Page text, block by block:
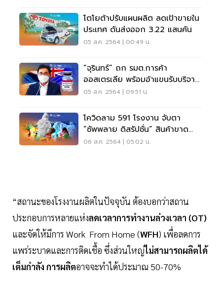
โตโยต้าปรับแผนผลิต ลดเป้าขายใน
ประเทศ ดันส่งออก 3.22 แสนคัน
05 ส.ค. 2564 | 00:49 น.
“จุรินทร์” ถก รมต.การค้า
ออสเตรเลีย พร้อมอ้าแขนรับบริจาค
“แอสตร้าเซนเนก้า”
05 ส.ค. 2564 | 09:51 น.
โควิดลาม 591 โรงงาน จับตา
“ซัพพลาย ดิสรัปชั่น” สินค้าขาด
ตลาด
06 ส.ค. 2564 | 05:02 น.
“สถานะของโรงงานผลิตในปัจจุบัน ต้องบอกว่าสถาน
ประกอบการหลายแห่งลดเวลาการทำงานล่วงเวลา (OT)
และจัดให้มีการ Work From Home (WFH) เพื่อลดการ
แพร่ระบาดและการติดเชื้อ ซึ่งส่วนใหญ่ไม่สามารถผลิตได้
เต็มกำลัง การผลิตอาจจะทำได้ประมาณ 50-70%